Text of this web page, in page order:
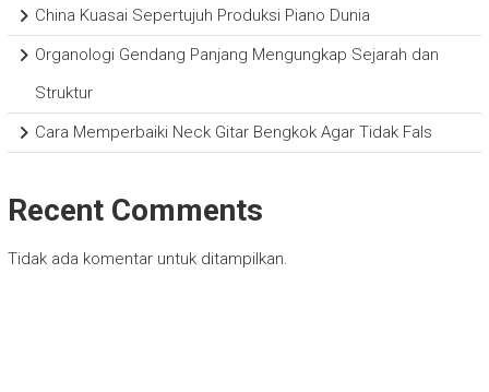
China Kuasai Sepertujuh Produksi Piano Dunia
Organologi Gendang Panjang Mengungkap Sejarah dan
Struktur
Cara Memperbaiki Neck Gitar Bengkok Agar Tidak Fals
Recent Comments
Tidak ada komentar untuk ditampilkan.